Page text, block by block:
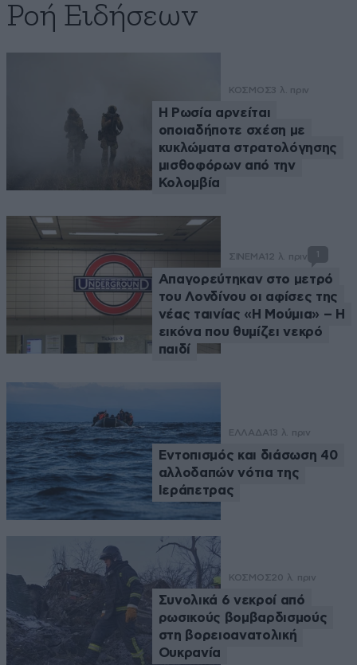
Ροή Ειδήσεων
ΚΟΣΜΟΣ3 λ. πριν
Η Ρωσία αρνείται
οποιαδήποτε σχέση με
κυκλώματα στρατολόγησης
μισθοφόρων από την
Κολομβία
ΣΙΝΕΜΑ 12 λ. πριν
Απαγορεύτηκαν στο μετρό
του Λονδίνου οι αφίσες της
νέας ταινίας «Η Μούμια» – Η
εικόνα που θυμίζει νεκρό
παιδί
ΕΛΛΑΔΑ 13 λ. πριν
Εντοπισμός και διάσωση 40
αλλοδαπών νότια της
Ιεράπετρας
ΚΟΣΜΟΣ20 λ. πριν
Συνολικά 6 νεκροί από
ρωσικούς βομβαρδισμούς
στη βορειοανατολική
Ουκρανία